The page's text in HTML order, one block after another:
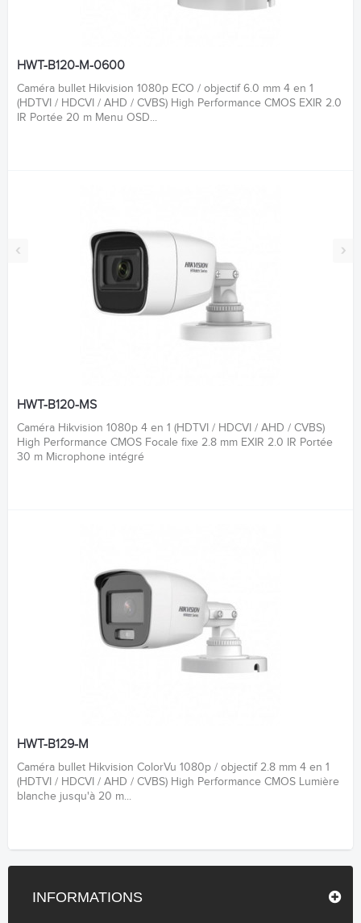
‹ ›
HWT-B120-M-0600
Caméra bullet Hikvision 1080p ECO / objectif 6.0 mm 4 en 1
(HDTVI / HDCVI / AHD / CVBS) High Performance CMOS EXIR 2.0
IR Portée 20 m Menu OSD...
HWT-B120-MS
Caméra Hikvision 1080p 4 en 1 (HDTVI / HDCVI / AHD / CVBS)
High Performance CMOS Focale fixe 2.8 mm EXIR 2.0 IR Portée
30 m Microphone intégré
HWT-B129-M
Caméra bullet Hikvision ColorVu 1080p / objectif 2.8 mm 4 en 1
(HDTVI / HDCVI / AHD / CVBS) High Performance CMOS Lumière
blanche jusqu'à 20 m...
INFORMATIONS